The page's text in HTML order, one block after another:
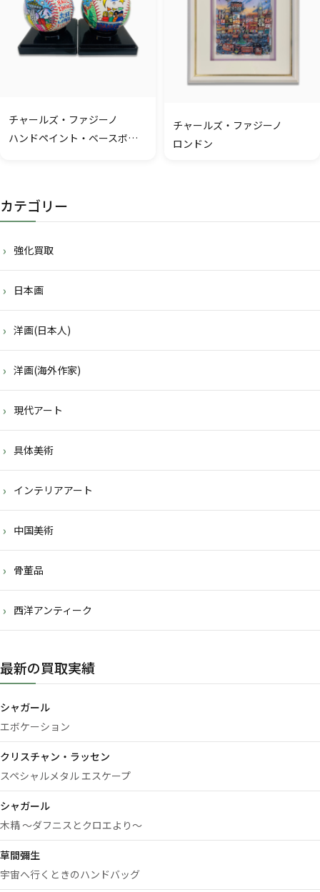
チャールズ・ファジーノ
ハンドペイント・ベースボール
チャールズ・ファジーノ
ロンドン
カテゴリー
強化買取
日本画
洋画(日本人)
洋画(海外作家)
現代アート
具体美術
インテリアアート
中国美術
骨董品
西洋アンティーク
最新の買取実績
シャガール
エボケーション
クリスチャン・ラッセン
スペシャルメタル エスケープ
シャガール
木精 ～ダフニスとクロエより～
草間彌生
宇宙へ行くときのハンドバッグ